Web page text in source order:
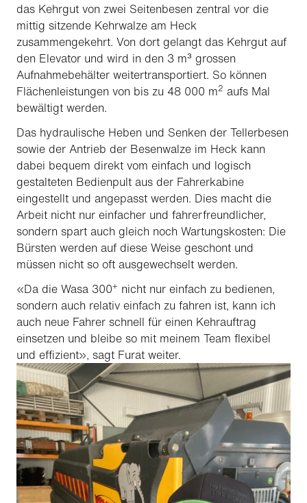
das Kehrgut von zwei Seitenbesen zentral vor die
mittig sitzende Kehrwalze am Heck
zusammengekehrt. Von dort gelangt das Kehrgut auf
den Elevator und wird in den 3 m³ grossen
Aufnahmebehälter weitertransportiert. So können
Flächenleistungen von bis zu 48 000 m2 aufs Mal
bewältigt werden.
Das hydraulische Heben und Senken der Tellerbesen
sowie der Antrieb der Besenwalze im Heck kann
dabei bequem direkt vom einfach und logisch
gestalteten Bedienpult aus der Fahrerkabine
eingestellt und angepasst werden. Dies macht die
Arbeit nicht nur einfacher und fahrerfreundlicher,
sondern spart auch gleich noch Wartungskosten: Die
Bürsten werden auf diese Weise geschont und
müssen nicht so oft ausgewechselt werden.
«Da die Wasa 300+ nicht nur einfach zu bedienen,
sondern auch relativ einfach zu fahren ist, kann ich
auch neue Fahrer schnell für einen Kehrauftrag
einsetzen und bleibe so mit meinem Team flexibel
und effizient», sagt Furat weiter.